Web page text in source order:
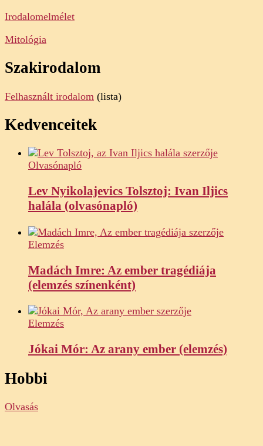
Irodalomelmélet
Mitológia
Szakirodalom
Felhasznált irodalom (lista)
Kedvenceitek
Olvasónapló
Lev Nyikolajevics Tolsztoj: Ivan Iljics
halála (olvasónapló)
Elemzés
Madách Imre: Az ember tragédiája
(elemzés színenként)
Elemzés
Jókai Mór: Az arany ember (elemzés)
Hobbi
Olvasás